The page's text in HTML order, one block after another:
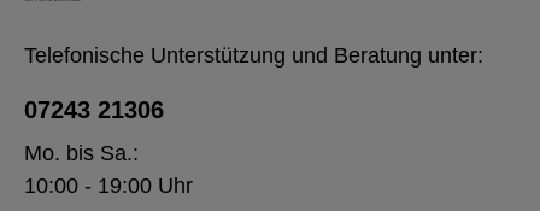
Telefonische Unterstützung und Beratung unter:
07243 21306
Mo. bis Sa.:
10:00 - 19:00 Uhr